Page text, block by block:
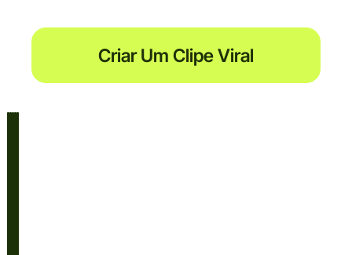
Criar Um Clipe Viral